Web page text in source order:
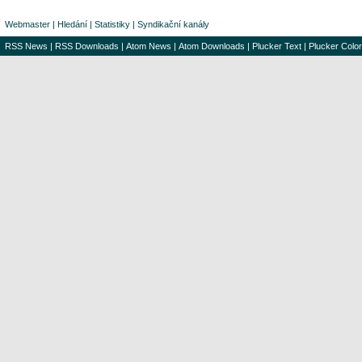
Webmaster | Hledání | Statistiky | Syndikační kanály
RSS News | RSS Downloads | Atom News | Atom Downloads | Plucker Text | Plucker Color